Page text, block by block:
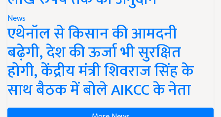
News
एथेनॉल से किसान की आमदनी
बढ़ेगी, देश की ऊर्जा भी सुरक्षित
होगी, केंद्रीय मंत्री शिवराज सिंह के
साथ बैठक में बोले AIKCC के नेता